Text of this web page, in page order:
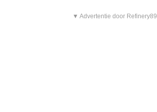
▼ Advertentie door Refinery89